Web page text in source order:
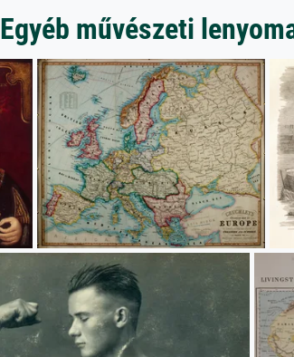
Egyéb művészeti